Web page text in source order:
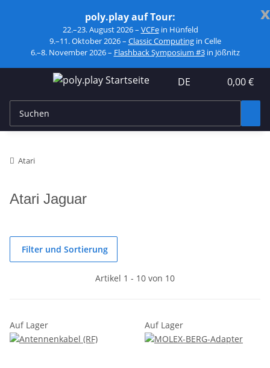
x
poly.play auf Tour:
22.–23. August 2026 – VCFein Hünfeld
9.–11. Oktober 2026 – Classic Computingin Celle
6.–8. November 2026 – Flashback Symposium #3in Jößnitz
DE 0,00 €
Atari
Atari Jaguar
Filter und Sortierung
Artikel 1 - 10 von 10
Auf Lager Auf Lager